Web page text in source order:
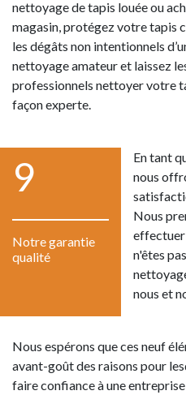
nettoyage de tapis louée ou
magasin, protégez votre tapis
les dégâts non intentionnels
nettoyage amateur et laissez
professionnels nettoyer votre
façon experte.
9
Notre garantie
qualité
En tant
nous
Nous
effectuer
n'êtes
nous et
Nous espérons que ces neuf
avant-goût des raisons pour
faire confiance à une